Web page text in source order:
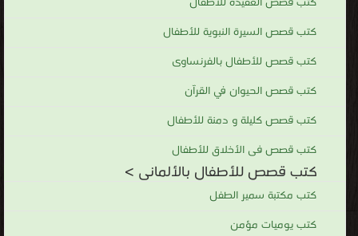
كتب قصص السيرة النبوية للأطفال
كتب قصص للأطفال بالفرنساوى
كتب قصص الحيوان في القرآن
كتب قصص كليلة و دمنة للأطفال
كتب قصص فى الأخلاق للأطفال
كتب قصص للأطفال بالألمانى >
كتب مكتبة سمير الطفل
كتب يوميات مؤمن